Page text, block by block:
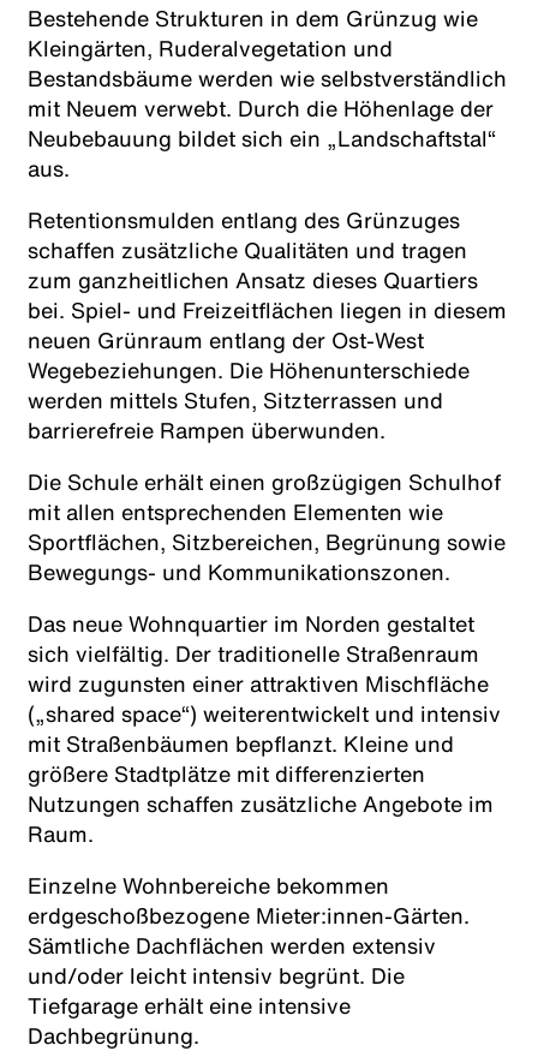
Bestehende Strukturen in dem Grünzug wie
Kleingärten, Ruderalvegetation und
Bestandsbäume werden wie selbstverständlich
mit Neuem verwebt. Durch die Höhenlage der
Neubebauung bildet sich ein „Landschaftstal“
aus.
Retentionsmulden entlang des Grünzuges
schaffen zusätzliche Qualitäten und tragen
zum ganzheitlichen Ansatz dieses Quartiers
bei. Spiel- und Freizeitflächen liegen in diesem
neuen Grünraum entlang der Ost-West
Wegebeziehungen. Die Höhenunterschiede
werden mittels Stufen, Sitzterrassen und
barrierefreie Rampen überwunden.
Die Schule erhält einen großzügigen Schulhof
mit allen entsprechenden Elementen wie
Sportflächen, Sitzbereichen, Begrünung sowie
Bewegungs- und Kommunikationszonen.
Das neue Wohnquartier im Norden gestaltet
sich vielfältig. Der traditionelle Straßenraum
wird zugunsten einer attraktiven Mischfläche
(„shared space“) weiterentwickelt und intensiv
mit Straßenbäumen bepflanzt. Kleine und
größere Stadtplätze mit differenzierten
Nutzungen schaffen zusätzliche Angebote im
Raum.
Einzelne Wohnbereiche bekommen
erdgeschoßbezogene Mieter:innen-Gärten.
Sämtliche Dachflächen werden extensiv
und/oder leicht intensiv begrünt. Die
Tiefgarage erhält eine intensive
Dachbegrünung.